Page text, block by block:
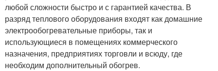
любой сложности быстро и с гарантией качества. В
разряд теплового оборудования входят как домашние
электрообогревательные приборы, так и
использующиеся в помещениях коммерческого
назначения, предприятиях торговли и всюду, где
необходим дополнительный обогрев.